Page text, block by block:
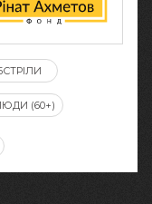
(60+)